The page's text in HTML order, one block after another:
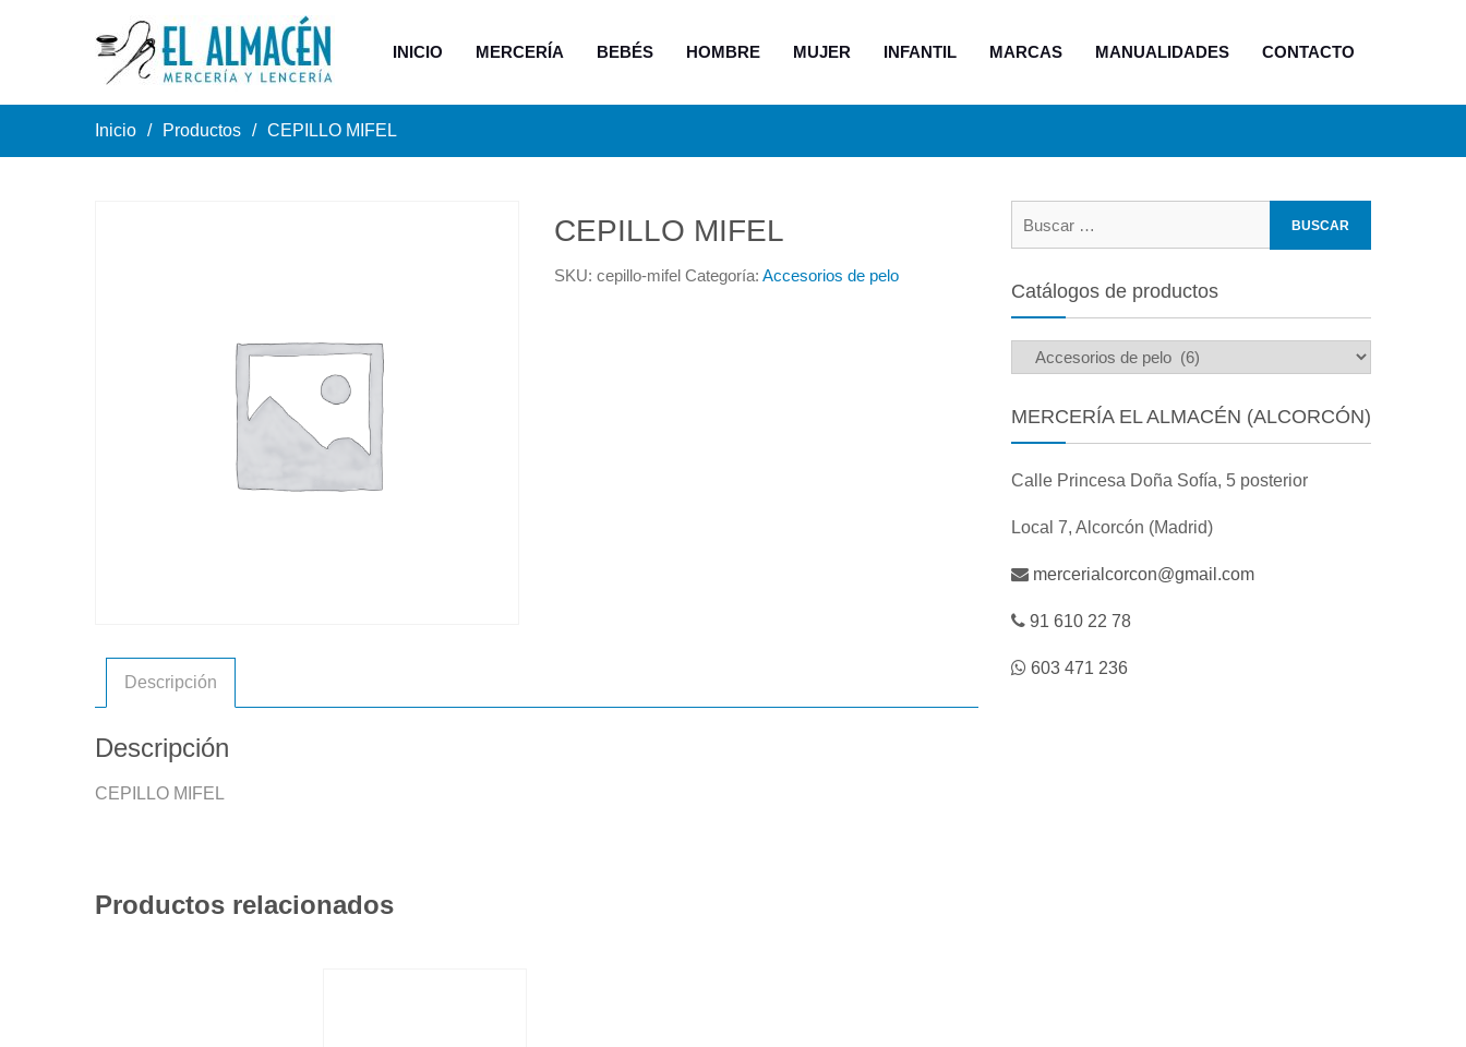
INICIO MERCERÍA BEBÉS HOMBRE MUJER INFANTIL MARCAS MANUALIDADES CONTACTO
Inicio Productos CEPILLO MIFEL
CEPILLO MIFEL
SKU:cepillo-mifel Categoría:Accesorios de pelo
Descripción
Descripción
CEPILLO MIFEL
Productos relacionados
Catálogos de productos
MERCERÍA EL ALMACÉN (ALCORCÓN)
Calle Princesa Doña Sofía, 5 posterior
Local 7, Alcorcón (Madrid)
mercerialcorcon@gmail.com
91 610 22 78
603 471 236